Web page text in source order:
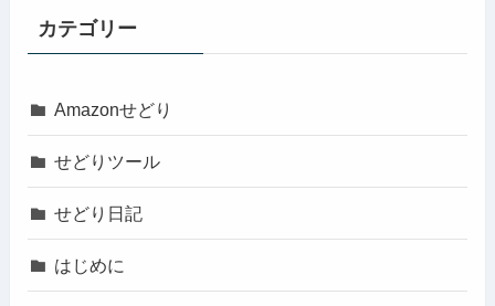
カテゴリー
Amazonせどり
せどりツール
せどり日記
はじめに